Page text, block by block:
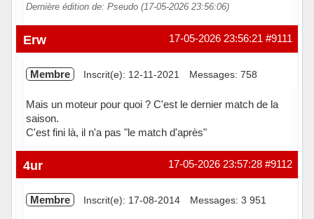
Dernière édition de: Pseudo (17-05-2026 23:56:06)
Hors ligne #9111
17-05-2026 23:56:21
Erw
Membre Inscrit(e): 12-11-2021 Messages: 758
Mais un moteur pour quoi ? C'est le dernier match de la
saison.
C'est fini là, il n'a pas "le match d'après"
Hors ligne #9112
17-05-2026 23:57:28
4ur
Membre Inscrit(e): 17-08-2014 Messages: 3 951